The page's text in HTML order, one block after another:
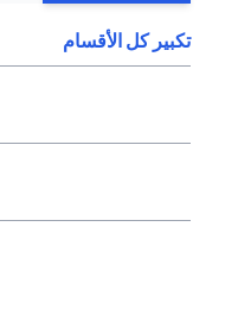
تكبير كل الأقسام